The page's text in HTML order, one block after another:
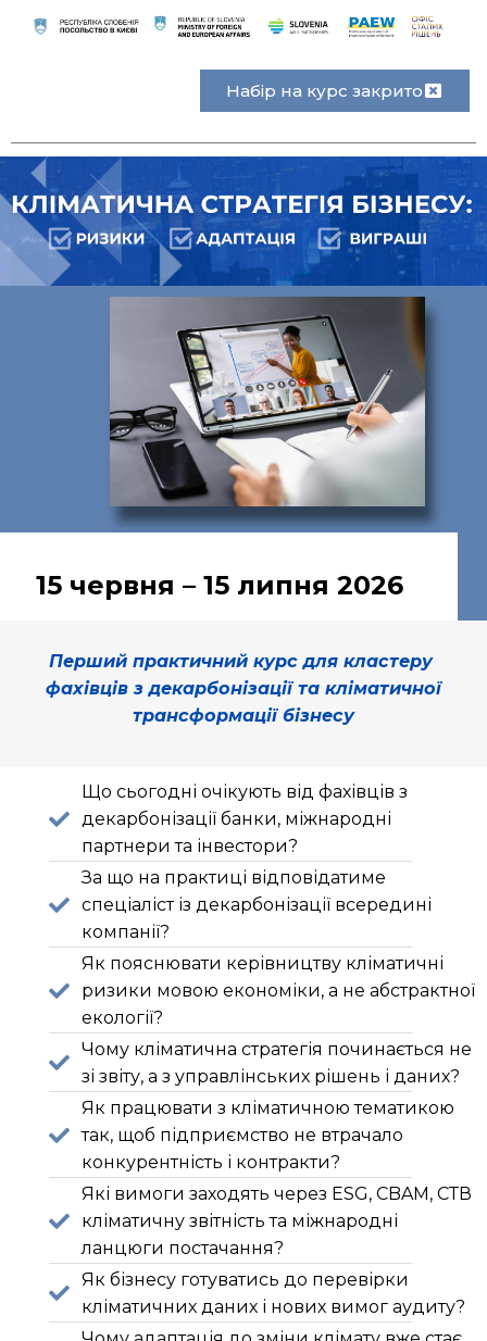
Набір на курс закрито
15 червня – 15 липня 2026
Перший практичний курс для кластеру
фахівців з декарбонізації та кліматичної
трансформації бізнесу
Що сьогодні очікують від фахівців з
декарбонізації банки, міжнародні
партнери та інвестори?
За що на практиці відповідатиме
спеціаліст із декарбонізації всередині
компанії?
Як пояснювати керівництву кліматичні
ризики мовою економіки, а не абстрактної
екології?
Чому кліматична стратегія починається не
зі звіту, а з управлінських рішень і даних?
Як працювати з кліматичною тематикою
так, щоб підприємство не втрачало
конкурентність і контракти?
Які вимоги заходять через ESG, CBAM, СТВ
кліматичну звітність та міжнародні
ланцюги постачання?
Як бізнесу готуватись до перевірки
кліматичних даних і нових вимог аудиту?